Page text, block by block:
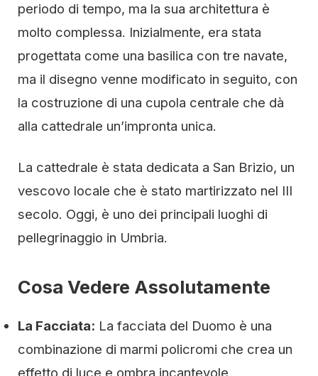
periodo di tempo, ma la sua architettura è
molto complessa. Inizialmente, era stata
progettata come una basilica con tre navate,
ma il disegno venne modificato in seguito, con
la costruzione di una cupola centrale che dà
alla cattedrale un’impronta unica.
La cattedrale è stata dedicata a San Brizio, un
vescovo locale che è stato martirizzato nel III
secolo. Oggi, è uno dei principali luoghi di
pellegrinaggio in Umbria.
Cosa Vedere Assolutamente
La Facciata: La facciata del Duomo è una
combinazione di marmi policromi che crea un
effetto di luce e ombra incantevole.